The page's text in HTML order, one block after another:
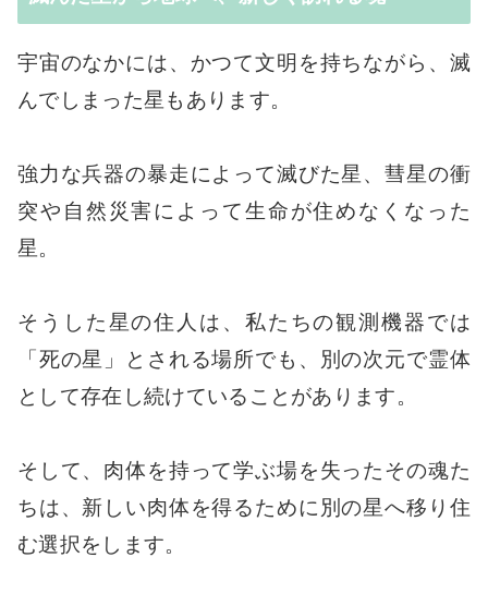
宇宙のなかには、かつて文明を持ちながら、滅
んでしまった星もあります。
強力な兵器の暴走によって滅びた星、彗星の衝
突や自然災害によって生命が住めなくなった
星。
そうした星の住人は、私たちの観測機器では
「死の星」とされる場所でも、別の次元で霊体
として存在し続けていることがあります。
そして、肉体を持って学ぶ場を失ったその魂た
ちは、新しい肉体を得るために別の星へ移り住
む選択をします。